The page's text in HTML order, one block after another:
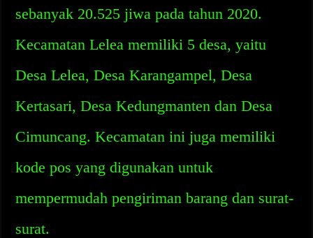
sebanyak 20.525 jiwa pada tahun 2020.
Kecamatan Lelea memiliki 5 desa, yaitu
Desa Lelea, Desa Karangampel, Desa
Kertasari, Desa Kedungmanten dan Desa
Cimuncang. Kecamatan ini juga memiliki
kode pos yang digunakan untuk
mempermudah pengiriman barang dan surat-
surat.